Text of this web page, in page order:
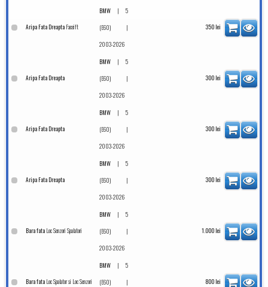
Aripa Fata Dreapta Faceift
BMW |5
(E60) |
2003-2026
350 lei
Aripa Fata Dreapta
BMW |5
(E60) |
2003-2026
300 lei
Aripa Fata Dreapta
BMW |5
(E60) |
2003-2026
300 lei
Aripa Fata Dreapta
BMW |5
(E60) |
2003-2026
300 lei
Bara fata Loc Senzori Spalatori
BMW |5
(E60) |
2003-2026
1.000 lei
Bara fata Loc Spalator si Loc Senzori
BMW |5
(E60) |
800 lei